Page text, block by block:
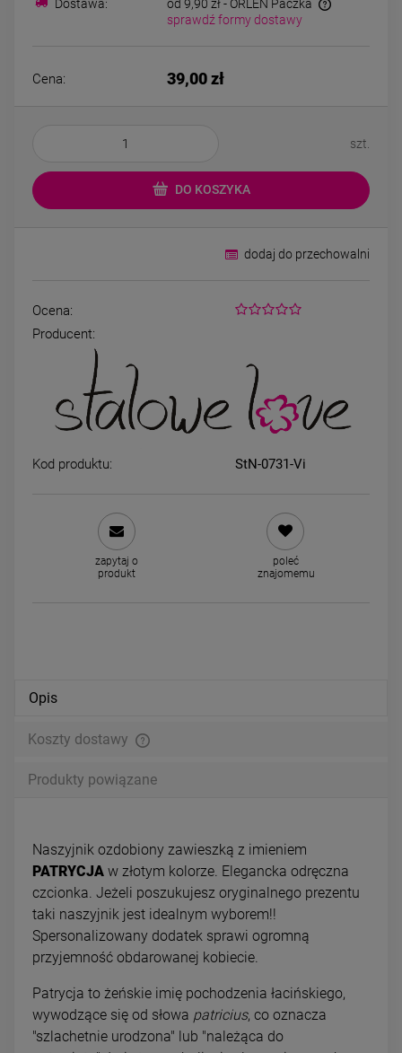
DO KOSZYKA
STAL CHIRURGICZNA
koła 3 cm klasyk
34,00 zł
JAGODA naszyjnik z
STAL CHIRURGICZNA
39,00 zł
Dostawa:
od 9,90 zł - ORLEN Paczka
sprawdź formy dostawy
Cena: 39,00 zł
szt.
DO KOSZYKA
dodaj do przechowalni
Ocena:
Producent:
Kod produktu: StN-0731-Vi
zapytaj o
produkt
poleć
znajomemu
Opis
Koszty dostawy
Produkty powiązane
Naszyjnik ozdobiony zawieszką z imieniem
PATRYCJA w złotym kolorze. Elegancka odręczna
czcionka. Jeżeli poszukujesz oryginalnego prezentu
taki naszyjnik jest idealnym wyborem!!
Spersonalizowany dodatek sprawi ogromną
przyjemność obdarowanej kobiecie.
Patrycja to żeńskie imię pochodzenia łacińskiego,
wywodzące się od słowa patricius, co oznacza
"szlachetnie urodzona" lub "należąca do